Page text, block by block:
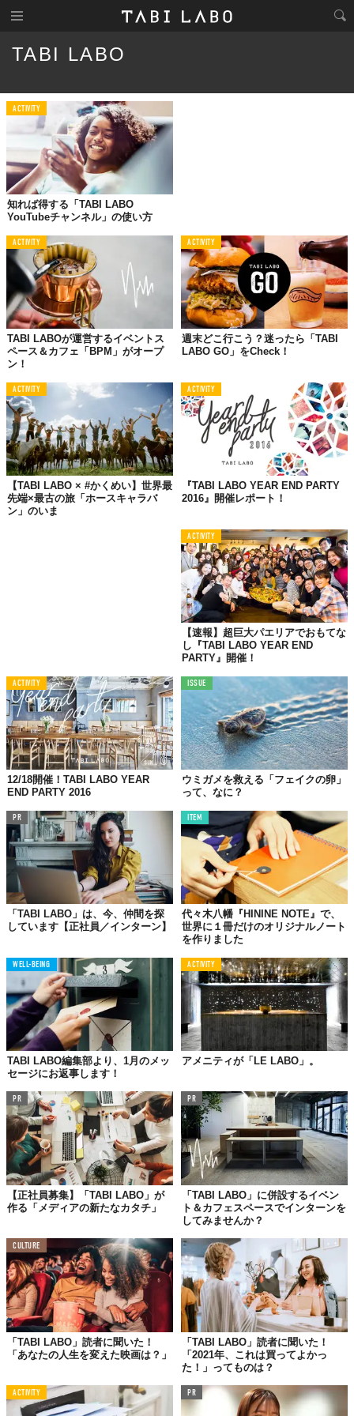
TABI LABO
ACTIVITY
知れば得する「TABI LABO
YouTubeチャンネル」の使い方
ACTIVITY
TABI LABOが運営するイベントス
ペース＆カフェ「BPM」がオープ
ン！
ACTIVITY
週末どこ行こう？迷ったら「TABI
LABO GO」をCheck！
ACTIVITY
【TABI LABO × #かくめい】世界最
先端×最古の旅「ホースキャラバ
ン」のいま
ACTIVITY
『TABI LABO YEAR END PARTY
2016』開催レポート！
ACTIVITY
【速報】超巨大パエリアでおもてな
し『TABI LABO YEAR END
PARTY』開催！
ACTIVITY
12/18開催！TABI LABO YEAR
END PARTY 2016
ISSUE
ウミガメを救える「フェイクの卵」
って、なに？
PR
「TABI LABO」は、今、仲間を探
しています【正社員／インターン】
ITEM
代々木八幡『HININE NOTE』で、
世界に１冊だけのオリジナルノート
を作りました
WELL-BEING
TABI LABO編集部より、1月のメッ
セージにお返事します！
ACTIVITY
アメニティが「LE LABO」。
PR
【正社員募集】「TABI LABO」が
作る「メディアの新たなカタチ」
PR
「TABI LABO」に併設するイベン
ト＆カフェスペースでインターンを
してみませんか？
CULTURE
「TABI LABO」読者に聞いた！
「あなたの人生を変えた映画は？」
「TABI LABO」読者に聞いた！
「2021年、これは買ってよかっ
た！」ってものは？
ACTIVITY PR